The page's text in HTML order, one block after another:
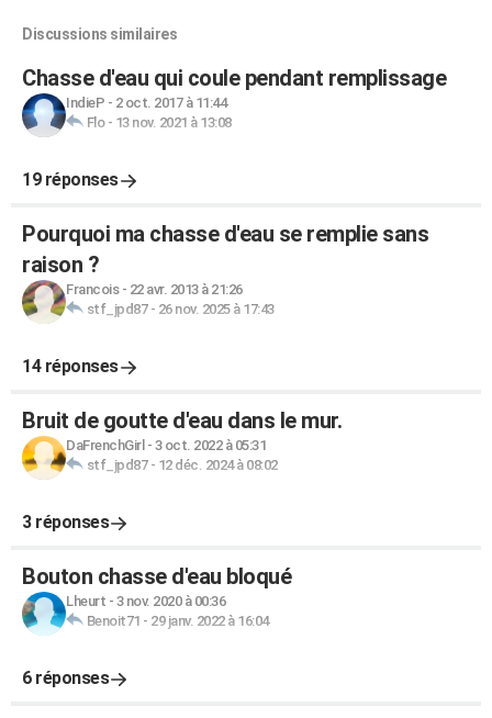
Discussions similaires
Chasse d'eau qui coule pendant remplissage
IndieP - 2 oct. 2017 à 11:44
Flo- 13 nov. 2021 à 13:08
19 réponses
Pourquoi ma chasse d'eau se remplie sans
raison ?
Francois- 22 avr. 2013 à 21:26
stf_jpd87- 26 nov. 2025 à 17:43
14 réponses
Bruit de goutte d'eau dans le mur.
DaFrenchGirl - 3 oct. 2022 à 05:31
stf_jpd87- 12 déc. 2024 à 08:02
3 réponses
Bouton chasse d'eau bloqué
Lheurt - 3 nov. 2020 à 00:36
Benoit71 - 29 janv. 2022 à 16:04
6 réponses